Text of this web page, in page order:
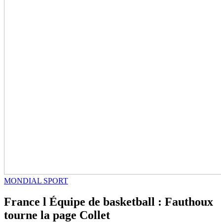
MONDIAL SPORT
France l Équipe de basketball : Fauthoux
tourne la page Collet